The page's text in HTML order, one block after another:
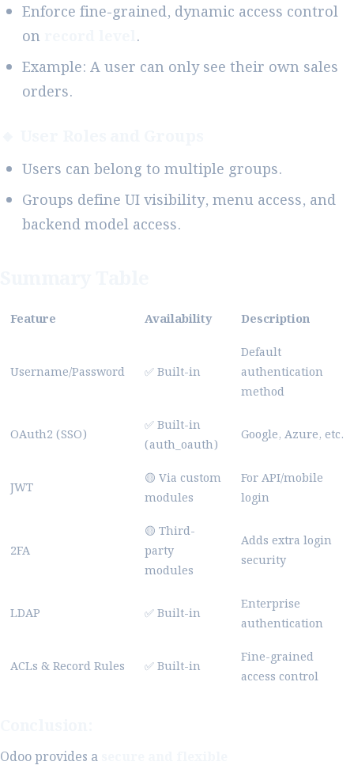
Enforce fine-grained, dynamic access control
on
.
Example: A user can only see their own sales
orders.
Users can belong to multiple groups.
Groups define UI visibility, menu access, and
backend model access.
Feature Availability Description
Username/Password ✅ Built-in
Default
authentication
method
OAuth2 (SSO)
✅ Built-in
(auth_oauth)
Google, Azure, etc.
JWT
🟡 Via custom
modules
For API/mobile
login
2FA
🟡 Third-
party
modules
Adds extra login
security
LDAP ✅ Built-in
Enterprise
authentication
ACLs & Record Rules ✅ Built-in
Fine-grained
access control
Odoo provides a